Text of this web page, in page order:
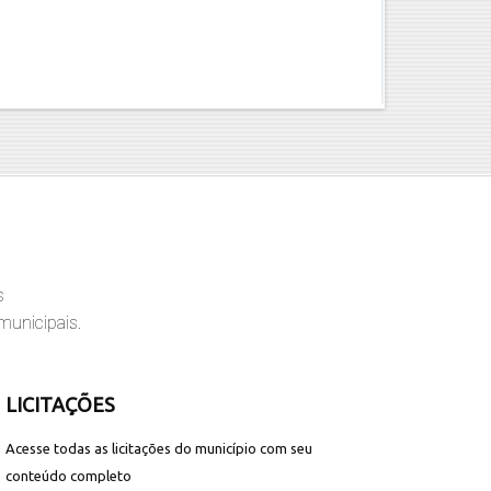
LICITAÇÕES
Acesse todas as licitações do município com seu
conteúdo completo